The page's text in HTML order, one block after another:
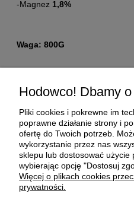
-Magnez 1,8%
Waga: 800G
Moje
Płatności
O
Hodowco! Dbamy
Pliki cookies i pokrewne im
poprawne działanie strony i
ofertę do Twoich potrzeb.
wykorzystanie przez nas
sklepu lub dostosować użycie
wybierając opcję "Dostosuj
Więcej o plikach cookies
prywatności.